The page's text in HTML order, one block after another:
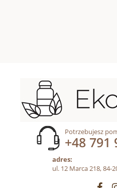
Potrzebujesz
+48 791
adres:
ul. 12 Marca 218, 84-